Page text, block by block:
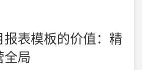
表模板的价值：精
全局